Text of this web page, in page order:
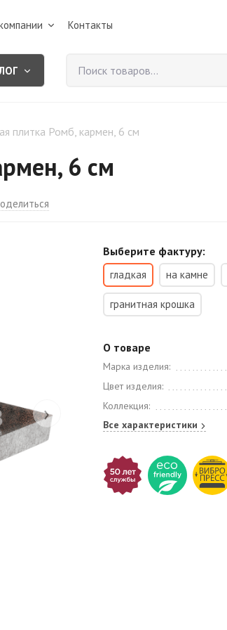
Контакты
плитка Ромб, кармен, 6 см
6 см
›
Выберите фактуру:
гладкая на камне
гранитная крошка
О товаре
Марка изделия:
Цвет изделия:
Коллекция:
Все характеристики